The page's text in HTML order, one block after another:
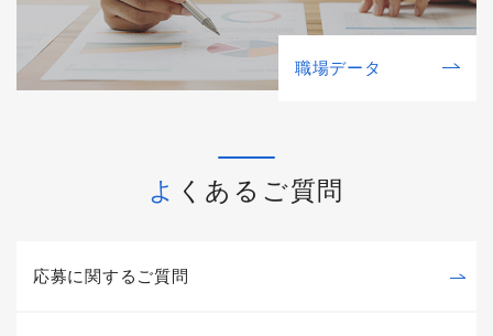
職場データ
よくあるご質問
応募に関するご質問